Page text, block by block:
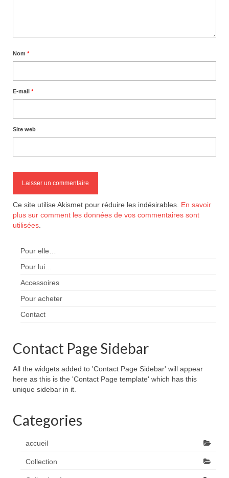
Nom *
E-mail *
Site web
Ce site utilise Akismet pour réduire les indésirables. En savoir
plus sur comment les données de vos commentaires sont
utilisées
Pour elle…
Pour lui…
Accessoires
Pour acheter
Contact
Contact Page Sidebar
All the widgets added to 'Contact Page Sidebar' will appear
here as this is the 'Contact Page template' which has this
unique sidebar in it.
Categories
accueil
Collection